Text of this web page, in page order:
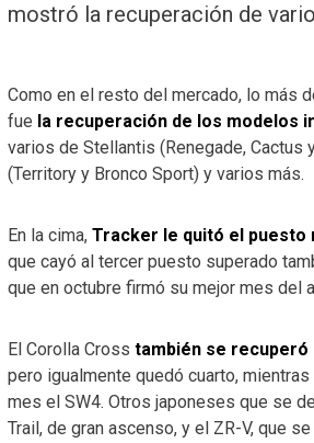
mostró la recuperación de
Como en el resto del mercado, lo más
fue la recuperación de los modelos
varios de Stellantis (Renegade, Cactus
(Territory y Bronco Sport) y varios más.
En la cima, Tracker le quitó el puesto
que cayó al tercer puesto superado
que en octubre firmó su mejor mes del
El Corolla Cross también se recuperó
pero igualmente quedó cuarto, mientras
mes el SW4. Otros japoneses que se
Trail, de gran ascenso, y el ZR-V, que